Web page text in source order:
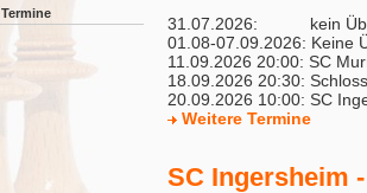
Termine
31.07.2026:
kein
01.08-07.09.2026: Keine
11.09.2026 20:00: SC
18.09.2026 20:30:
20.09.2026 10:00: SC
Weitere Termine
SC Ingersheim